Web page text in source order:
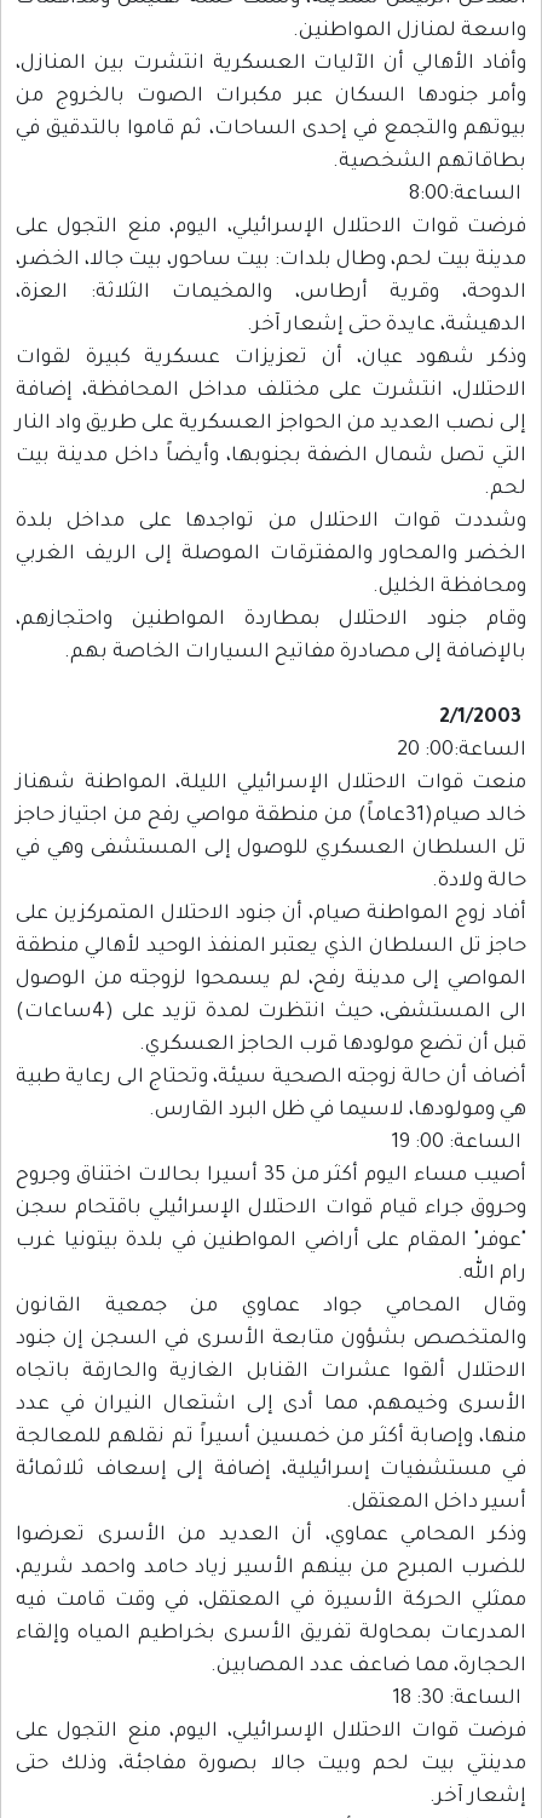
واسعة لمنازل المواطنين.
وأفاد الأهالي أن الآليات العسكرية انتشرت بين المنازل،
وأمر جنودها السكان عبر مكبرات الصوت بالخروج من
بيوتهم والتجمع في إحدى الساحات، ثم قاموا بالتدقيق في
بطاقاتهم الشخصية.
الساعة:8:00
فرضت قوات الاحتلال الإسرائيلي، اليوم، منع التجول على
مدينة بيت لحم، وطال بلدات: بيت ساحور، بيت جالا، الخضر،
الدوحة، وقرية أرطاس، والمخيمات الثلاثة: العزة،
الدهيشة، عايدة حتى إشعار آخر.
وذكر شهود عيان، أن تعزيزات عسكرية كبيرة لقوات
الاحتلال، انتشرت على مختلف مداخل المحافظة، إضافة
إلى نصب العديد من الحواجز العسكرية على طريق واد النار
التي تصل شمال الضفة بجنوبها، وأيضاً داخل مدينة بيت
لحم.
وشددت قوات الاحتلال من تواجدها على مداخل بلدة
الخضر والمحاور والمفترقات الموصلة إلى الريف الغربي
ومحافظة الخليل.
وقام جنود الاحتلال بمطاردة المواطنين واحتجازهم،
بالإضافة إلى مصادرة مفاتيح السيارات الخاصة بهم.
الساعة:00: 20
منعت قوات الاحتلال الإسرائيلي الليلة، المواطنة شهناز
خالد صيام(31عاماً) من منطقة مواصي رفح من اجتياز حاجز
تل السلطان العسكري للوصول إلى المستشفى وهي في
حالة ولادة.
أفاد زوج المواطنة صيام، أن جنود الاحتلال المتمركزين على
حاجز تل السلطان الذي يعتبر المنفذ الوحيد لأهالي منطقة
المواصي إلى مدينة رفح، لم يسمحوا لزوجته من الوصول
الى المستشفى، حيث انتظرت لمدة تزيد على (4ساعات)
قبل أن تضع مولودها قرب الحاجز العسكري.
أضاف أن حالة زوجته الصحية سيئة، وتحتاج الى رعاية طبية
هي ومولودها، لاسيما في ظل البرد القارس.
الساعة: 00: 19
أصيب مساء اليوم أكثر من 35 أسيرا بحالات اختناق وجروح
وحروق جراء قيام قوات الاحتلال الإسرائيلي باقتحام سجن
"عوفر" المقام على أراضي المواطنين في بلدة بيتونيا غرب
رام الله.
وقال المحامي جواد عماوي من جمعية القانون
والمتخصص بشؤون متابعة الأسرى في السجن إن جنود
الاحتلال ألقوا عشرات القنابل الغازية والحارقة باتجاه
الأسرى وخيمهم، مما أدى إلى اشتعال النيران في عدد
منها، وإصابة أكثر من خمسين أسيراً تم نقلهم للمعالجة
في مستشفيات إسرائيلية، إضافة إلى إسعاف ثلاثمائة
أسير داخل المعتقل.
وذكر المحامي عماوي، أن العديد من الأسرى تعرضوا
للضرب المبرح من بينهم الأسير زياد حامد واحمد شريم،
ممثلي الحركة الأسيرة في المعتقل، في وقت قامت فيه
المدرعات بمحاولة تفريق الأسرى بخراطيم المياه وإلقاء
الحجارة، مما ضاعف عدد المصابين.
الساعة: 30: 18
فرضت قوات الاحتلال الإسرائيلي، اليوم، منع التجول على
مدينتي بيت لحم وبيت جالا بصورة مفاجئة، وذلك حتى
إشعار آخر.